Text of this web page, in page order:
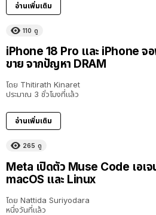
อ่านเพิ่มเติม
110 ดู
iPhone 18 Pro และ iPhone จ
ขาย จากปัญหา DRAM
โดย Thitirath Kinaret
ประมาณ 3 ชั่วโมงที่แล้ว
อ่านเพิ่มเติม
265 ดู
Meta เปิดตัว Muse Code เอเจ
macOS และ Linux
โดย Nattida Suriyodara
หนึ่งวันที่แล้ว